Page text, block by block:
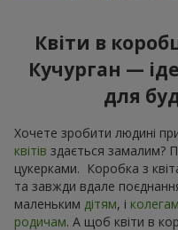
Квіти в
Кучурган —
для
Хочете зробити людині
квітів здається замалим?
цукерками. Коробка з
та завжди вдале
маленьким дітям, і
родичам. А щоб квіти в